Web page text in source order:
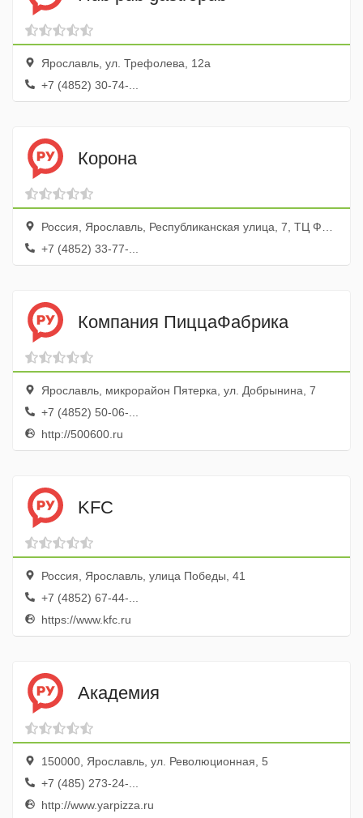
Ярославль, ул. Трефолева, 12а
+7 (4852) 30-74-...
Корона
Россия, Ярославль, Республиканская улица, 7, ТЦ Флагман
+7 (4852) 33-77-...
Компания ПиццаФабрика
Ярославль, микрорайон Пятерка, ул. Добрынина, 7
+7 (4852) 50-06-...
http://500600.ru
KFC
Россия, Ярославль, улица Победы, 41
+7 (4852) 67-44-...
https://www.kfc.ru
Академия
150000, Ярославль, ул. Революционная, 5
+7 (485) 273-24-...
http://www.yarpizza.ru